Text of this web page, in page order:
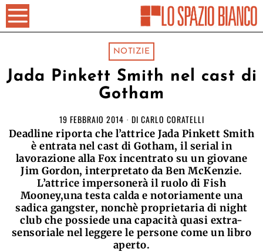
NOTIZIE
Jada Pinkett Smith nel cast di
Gotham
19 FEBBRAIO 2014 DI CARLO CORATELLI
Deadline riporta che l’attrice Jada Pinkett Smith
è entrata nel cast di Gotham, il serial in
lavorazione alla Fox incentrato su un giovane
Jim Gordon, interpretato da Ben McKenzie.
L’attrice impersonerà il ruolo di Fish
Mooney,una testa calda e notoriamente una
sadica gangster, nonchè proprietaria di night
club che possiede una capacità quasi extra-
sensoriale nel leggere le persone come un libro
aperto.